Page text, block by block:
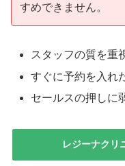
すめできません。
スタッフの質を重
すぐに予約を入れ
セールスの押しに
レジーナクリ